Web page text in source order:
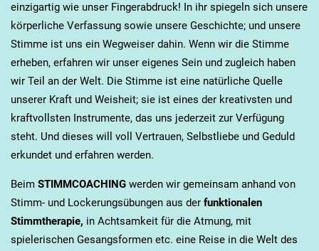
einzigartig wie unser Fingerabdruck! In ihr spiegeln sich unsere
körperliche Verfassung sowie unsere Geschichte; und unsere
Stimme ist uns ein Wegweiser dahin. Wenn wir die Stimme
erheben, erfahren wir unser eigenes Sein und zugleich haben
wir Teil an der Welt. Die Stimme ist eine natürliche Quelle
unserer Kraft und Weisheit; sie ist eines der kreativsten und
kraftvollsten Instrumente, das uns jederzeit zur Verfügung
steht. Und dieses will voll Vertrauen, Selbstliebe und Geduld
erkundet und erfahren werden.
Beim STIMMCOACHING werden wir gemeinsam anhand von
Stimm- und Lockerungsübungen aus der funktionalen
Stimmtherapie, in Achtsamkeit für die Atmung, mit
spielerischen Gesangsformen etc. eine Reise in die Welt des